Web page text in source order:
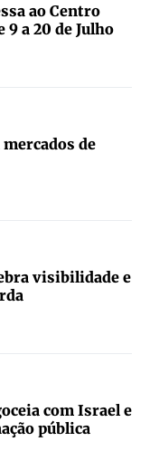
ao Centro
a 20 de Julho
de
visibilidade e
com Israel e
pública